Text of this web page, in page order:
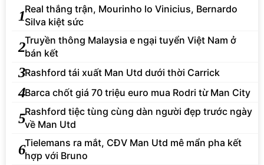
1Real thắng trận, Mourinho lo Vinicius, Bernardo
Silva kiệt sức
2Truyền thông Malaysia e ngại tuyển Việt Nam ở
bán kết
3Rashford tái xuất Man Utd dưới thời Carrick
4Barca chốt giá 70 triệu euro mua Rodri từ Man City
5Rashford tiệc tùng cùng dàn người đẹp trước ngày
về Man Utd
6Tielemans ra mắt, CĐV Man Utd mê mẩn pha kết
hợp với Bruno